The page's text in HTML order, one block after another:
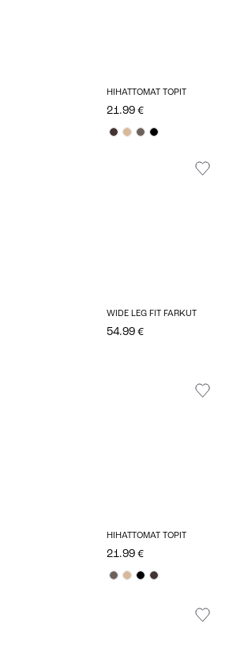
HIHATTOMAT TOPIT
21.99 €
WIDE LEG FIT FARKUT
54.99 €
HIHATTOMAT TOPIT
21.99 €